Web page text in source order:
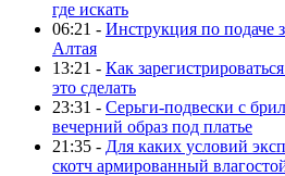
где искать
06:21 - Инструкция по подаче
Алтая
13:21 - Как
это сделать
23:31 - Серьги-подвески с
вечерний образ под платье
21:35 - Для каких условий
скотч армированный